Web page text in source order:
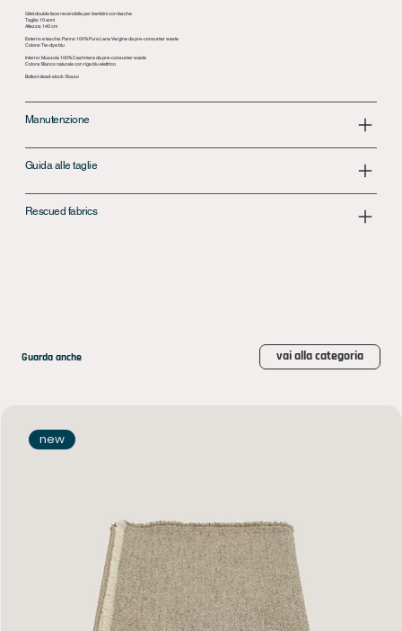
Gilet double face reversibile per bambini con tasche
Taglia: 10 anni
Altezza: 140 cm
Esterno e tasche: Panno 100% Pura Lana Vergine da pre-consumer waste
Colore: Tie-dye blu
Interno: Mussola 100% Cashmere da pre-consumer waste
Colore: Bianco naturale con riga blu elettrico
Bottoni dead-stock: Rosso
Manutenzione
Guida alle taglie
Rescued fabrics
Guarda anche vai alla categoria
new